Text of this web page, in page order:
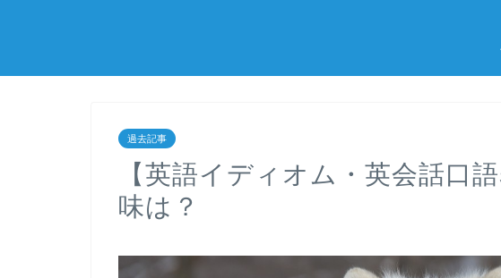
過去記事
【英語イディオム・英会話口
味は？